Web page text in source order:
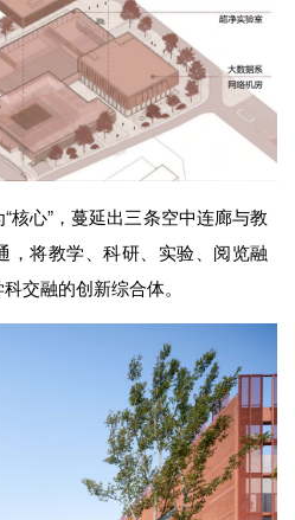
核心”，蔓延出三条空中连廊与教
，将教学、科研、实验、阅览融
交融的创新综合体。